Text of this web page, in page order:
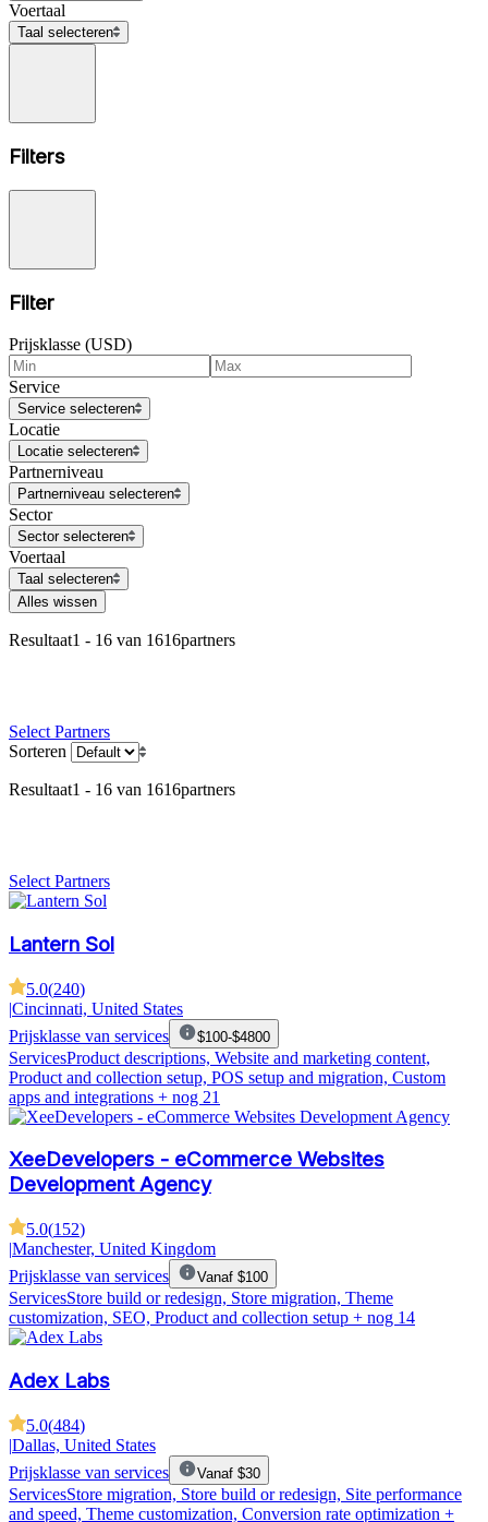
Voertaal
Taal selecteren
Filters
Filter
Prijsklasse (USD)
Service
Service selecteren
Locatie
Locatie selecteren
Partnerniveau
Partnerniveau selecteren
Sector
Sector selecteren
Voertaal
Taal selecteren
Alles wissen
Resultaat1 - 16 van 1616partners
Select Partners
Sorteren
Resultaat1 - 16 van 1616partners
Select Partners
Lantern Sol
5.0(240)
|Cincinnati, United States
Prijsklasse van services
$100-$4800
ServicesProduct descriptions, Website and marketing content,
Product and collection setup, POS setup and migration, Custom
apps and integrations + nog 21
XeeDevelopers - eCommerce Websites
Development Agency
5.0(152)
|Manchester, United Kingdom
Prijsklasse van services
Vanaf $100
ServicesStore build or redesign, Store migration, Theme
customization, SEO, Product and collection setup + nog 14
Adex Labs
5.0(484)
|Dallas, United States
Prijsklasse van services
Vanaf $30
ServicesStore migration, Store build or redesign, Site performance
and speed, Theme customization, Conversion rate optimization +